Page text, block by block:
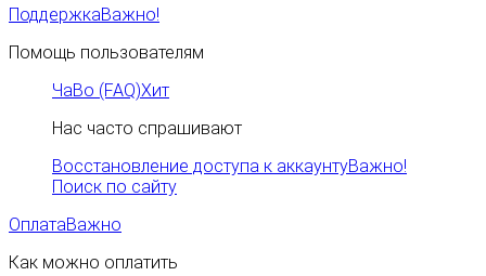
ПоддержкаВажно!
Помощь пользователям
ЧаВо (FAQ)Хит
Нас часто спрашивают
Восстановление доступа к аккаунтуВажно!
Поиск по сайту
ОплатаВажно
Как можно оплатить